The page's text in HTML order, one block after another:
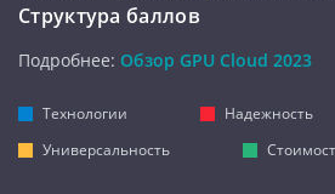
Структура баллов
Подробнее: Обзор GPU Cloud 2023
Технологии
Надежность
Универсальность